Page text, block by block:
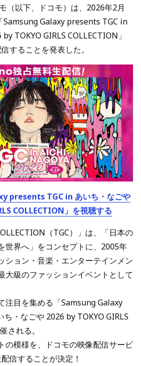
（以下、ドコモ）は、2026年2月
Samsung Galaxy presents TGC in
TOKYO GIRLS COLLECTION」
することを発表した。
presents TGC in あいち・なごや
COLLECTION」を視聴する
（TGC）」は、「日本の
世界へ」をコンセプトに、2005年
ション・音楽・エンターテインメン
大級のファッションイベントとして
注目を集める「Samsung Galaxy
・なごや 2026 by TOKYO GIRLS
される。
の模様を、ドコモの映像配信サービ
信することが決定！